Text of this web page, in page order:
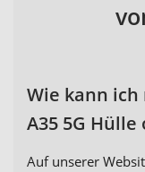
Wie kann ich
A35 5G
Auf unserer